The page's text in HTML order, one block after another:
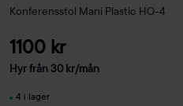
Konferensstol Mani Plastic HO-4
1100 kr
Hyr från30kr/mån
4 i lager